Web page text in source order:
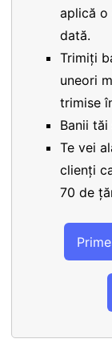
aplică o
dată.
Trimiți
uneori
trimise
Banii
Te vei
clienți
70 de